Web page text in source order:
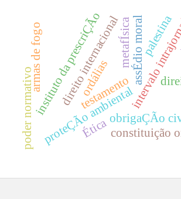
assÉdio moral
intervalo
direito internacional
obrigaÇÃo
proteÇÃo ambiental
testamento
i
n
s
t
i
t
u
t
o
d
a
p
r
e
s
c
r
i
Ç
Ã
o
constituição
poder normativo
armas de fogo
Ética
ordálias
metafÍsica palestina